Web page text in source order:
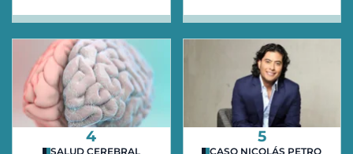
4
SALUD CEREBRAL
5
CASO NICOLÁS PETRO